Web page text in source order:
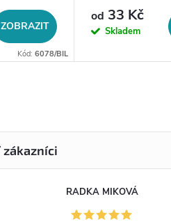
ZOBRAZIT
Kód: 6078/BIL
od 33 Kč
Skladem
RADKA MIKOVÁ